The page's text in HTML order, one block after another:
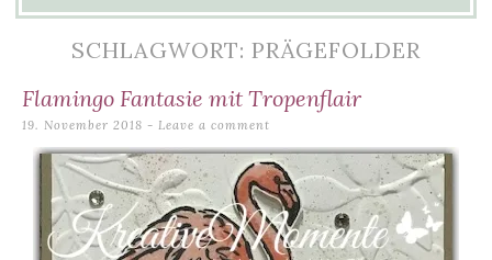
content
SCHLAGWORT: PRÄGEFOLDER
Flamingo Fantasie mit Tropenflair
19. November 2018 Leave a comment